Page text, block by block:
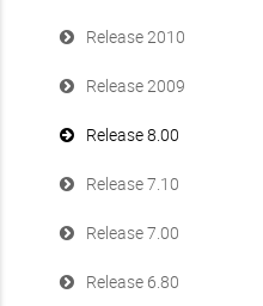
Release 2010
Release 2009
Release 8.00
Release 7.10
Release 7.00
Release 6.80